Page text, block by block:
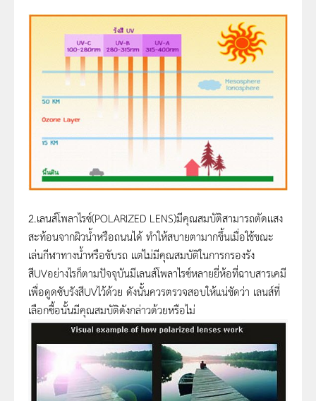
2.เลนส์โพลาไรซ์(POLARIZED LENS)มีคุณสมบัติสามารถตัดแสง
สะท้อนจากผิวน้ำหรือถนนได้ ทำให้สบายตามากขึ้นเมื่อใช้ขณะ
เล่นกีฬาทางน้ำหรือขับรถ แต่ไม่มีคุณสมบัติในการกรองรัง
สีUVอย่างไรก็ตามปัจจุบันมีเลนส์โพลาไรซ์หลายยี่ห้อที่ฉาบสารเคมี
เพื่อดูดซับรังสีUVไว้ด้วย ดังนั้นควรตรวจสอบให้แน่ชัดว่า เลนส์ที่
เลือกซื้อนั้นมีคุณสมบัติดังกล่าวด้วยหรือไม่